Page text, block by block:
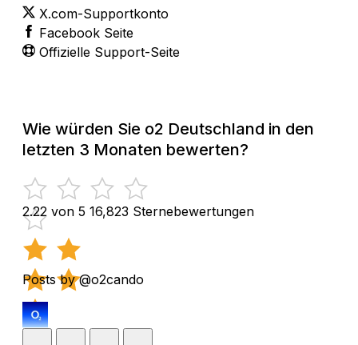
X.com-Supportkonto
Facebook Seite
Offizielle Support-Seite
Wie würden Sie o2 Deutschland in den
letzten 3 Monaten bewerten?
2.22 von 5 16,823 Sternebewertungen
Posts by @o2cando